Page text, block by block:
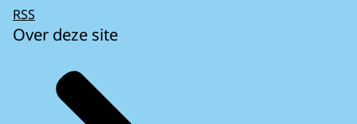
RSS
Over deze site